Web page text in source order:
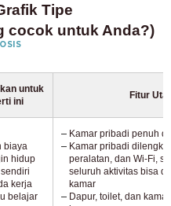
Tipe
cocok untuk Anda?)
untuk
ini
Fitur
biaya
hidup
kerja
belajar
Kamar pribadi penuh
Kamar pribadi
peralatan, dan Wi-Fi,
seluruh aktivitas bisa
kamar
Dapur, toilet, dan